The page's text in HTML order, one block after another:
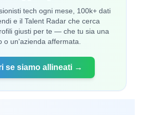
tech ogni mese, 100k+ dati
e il Talent Radar che cerca
giusti per te — che tu sia una
o un'azienda affermata.
se siamo allineati →